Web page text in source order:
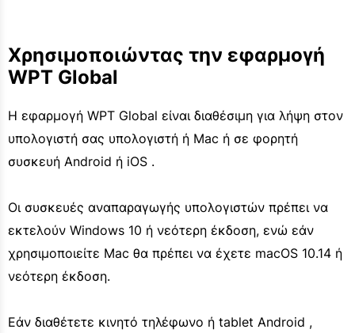
Χρησιμοποιώντας την εφαρμογή
WPT Global
Η εφαρμογή WPT Global είναι διαθέσιμη για λήψη στον
υπολογιστή σας υπολογιστή ή Mac ή σε φορητή
συσκευή Android ή iOS .
Οι συσκευές αναπαραγωγής υπολογιστών πρέπει να
εκτελούν Windows 10 ή νεότερη έκδοση, ενώ εάν
χρησιμοποιείτε Mac θα πρέπει να έχετε macOS 10.14 ή
νεότερη έκδοση.
Εάν διαθέτετε κινητό τηλέφωνο ή tablet Android ,